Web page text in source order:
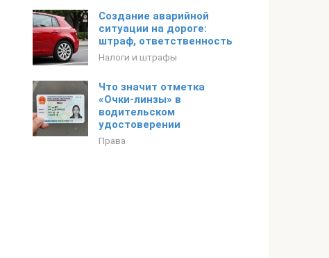
Создание аварийной
ситуации на дороге:
штраф, ответственность
Налоги и штрафы
Что значит отметка
«Очки-линзы» в
водительском
удостоверении
Права